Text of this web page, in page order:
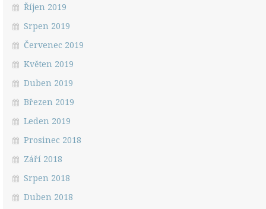
Říjen 2019
Srpen 2019
Červenec 2019
Květen 2019
Duben 2019
Březen 2019
Leden 2019
Prosinec 2018
Září 2018
Srpen 2018
Duben 2018